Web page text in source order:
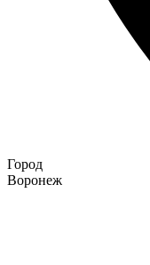
Город
Воронеж